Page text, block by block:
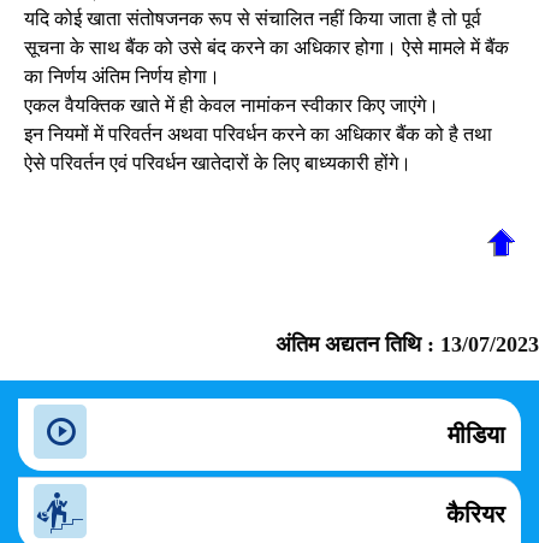
यदि कोई खाता संतोषजनक रूप से संचालित नहीं किया जाता है तो पूर्व
सूचना के साथ बैंक को उसे बंद करने का अधिकार होगा। ऐसे मामले में बैंक
का निर्णय अंतिम निर्णय होगा।
एकल वैयक्तिक खाते में ही केवल नामांकन स्वीकार किए जाएंगे।
इन नियमों में परिवर्तन अथवा परिवर्धन करने का अधिकार बैंक को है तथा
ऐसे परिवर्तन एवं परिवर्धन खातेदारों के लिए बाध्यकारी होंगे।
अंतिम अद्यतन तिथि : 13/07/2023
मीडिया
कैरियर